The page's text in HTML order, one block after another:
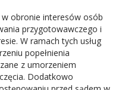
w obronie interesów osób
przygotowawczego i
W ramach tych usług
popełnienia
z umorzeniem
Dodatkowo